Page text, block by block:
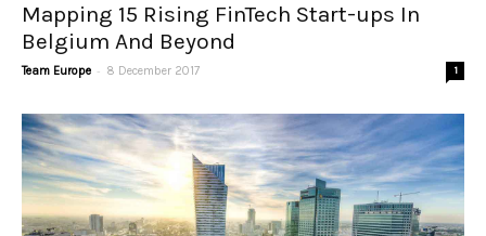
Mapping 15 Rising FinTech Start-ups In
Belgium And Beyond
Team Europe - 8 December 2017 1